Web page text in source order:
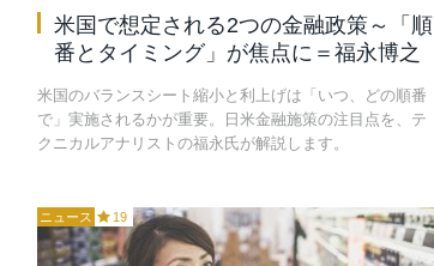
米国で想定される2つの金融政策～「順
番とタイミング」が焦点に＝福永博之
米国のバランスシート縮小と利上げは「いつ、どの順番
で」実施されるかが重要。日米金融施策の注目点を、テ
クニカルアナリストの福永氏が解説します。
ニュース 19